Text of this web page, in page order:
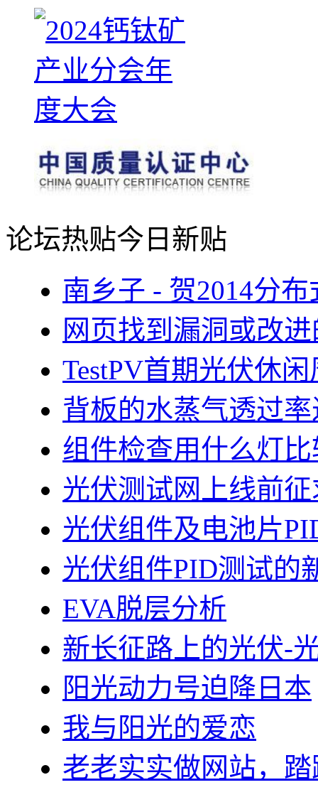
论坛热贴今日新贴
南乡子 - 贺2014分
网页找到漏洞或改
TestPV首期光伏休
背板的水蒸气透过
组件检查用什么灯
光伏测试网上线前
光伏组件及电池片
光伏组件PID测试的
EVA脱层分析
新长征路上的光伏-
阳光动力号迫降日本
我与阳光的爱恋
老老实实做网站，